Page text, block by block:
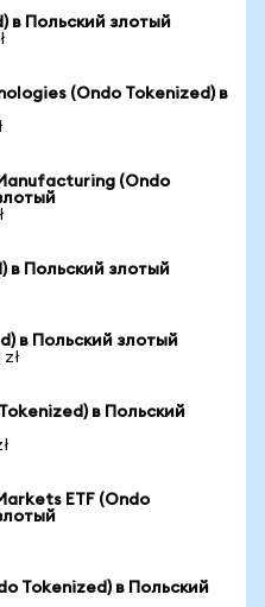
в Польский злотый
(Ondo Tokenized) в
(Ondo
в Польский злотый
в Польский злотый
в Польский
ETF (Ondo
Tokenized) в Польский